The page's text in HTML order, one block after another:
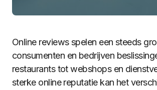
Online reviews spelen een steeds
consumenten en bedrijven
restaurants tot webshops en
sterke online reputatie kan het